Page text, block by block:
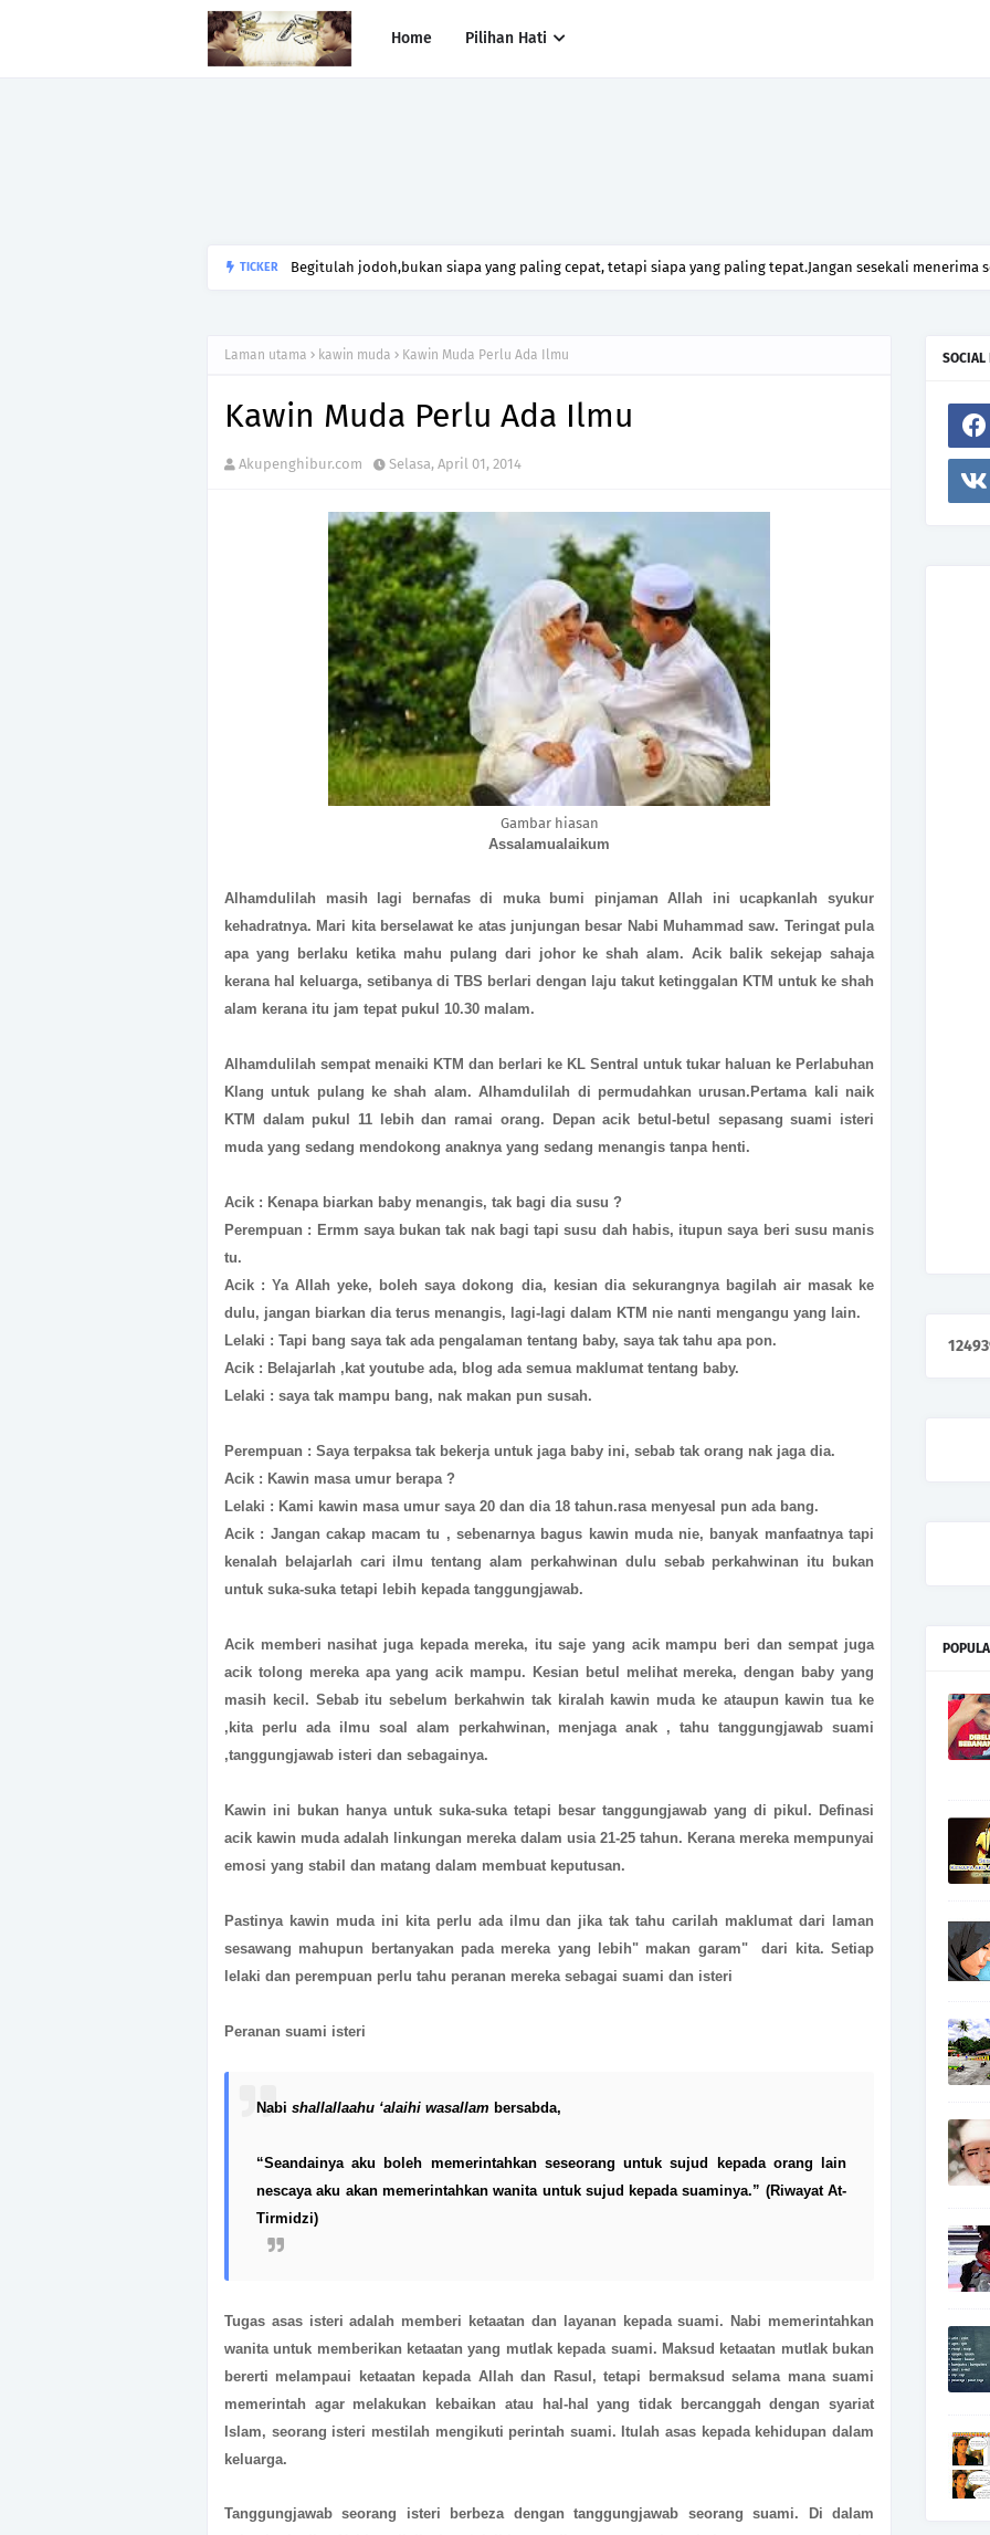
Home Pilihan Hati
TICKER
Begitulah jodoh,bukan siapa yang paling cepat, tetapi siapa yang paling tepat.Jangan sesekali menerima
Laman utama kawin muda Kawin Muda Perlu Ada Ilmu
Kawin Muda Perlu Ada Ilmu
Akupenghibur.com Selasa, April 01, 2014
Gambar hiasan
Assalamualaikum
Alhamdulilah masih lagi bernafas di muka bumi pinjaman Allah ini ucapkanlah syukur
kehadratnya. Mari kita berselawat ke atas junjungan besar Nabi Muhammad saw. Teringat pula
apa yang berlaku ketika mahu pulang dari johor ke shah alam. Acik balik sekejap sahaja
kerana hal keluarga, setibanya di TBS berlari dengan laju takut ketinggalan KTM untuk ke shah
alam kerana itu jam tepat pukul 10.30 malam.
Alhamdulilah sempat menaiki KTM dan berlari ke KL Sentral untuk tukar haluan ke Perlabuhan
Klang untuk pulang ke shah alam. Alhamdulilah di permudahkan urusan.Pertama kali naik
KTM dalam pukul 11 lebih dan ramai orang. Depan acik betul-betul sepasang suami isteri
muda yang sedang mendokong anaknya yang sedang menangis tanpa henti.
Acik : Kenapa biarkan baby menangis, tak bagi dia susu ?
Perempuan : Ermm saya bukan tak nak bagi tapi susu dah habis, itupun saya beri susu manis
tu.
Acik : Ya Allah yeke, boleh saya dokong dia, kesian dia sekurangnya bagilah air masak ke
dulu, jangan biarkan dia terus menangis, lagi-lagi dalam KTM nie nanti mengangu yang lain.
Lelaki : Tapi bang saya tak ada pengalaman tentang baby, saya tak tahu apa pon.
Acik : Belajarlah ,kat youtube ada, blog ada semua maklumat tentang baby.
Lelaki : saya tak mampu bang, nak makan pun susah.
Perempuan : Saya terpaksa tak bekerja untuk jaga baby ini, sebab tak orang nak jaga dia.
Acik : Kawin masa umur berapa ?
Lelaki : Kami kawin masa umur saya 20 dan dia 18 tahun.rasa menyesal pun ada bang.
Acik : Jangan cakap macam tu , sebenarnya bagus kawin muda nie, banyak manfaatnya tapi
kenalah belajarlah cari ilmu tentang alam perkahwinan dulu sebab perkahwinan itu bukan
untuk suka-suka tetapi lebih kepada tanggungjawab.
Acik memberi nasihat juga kepada mereka, itu saje yang acik mampu beri dan sempat juga
acik tolong mereka apa yang acik mampu. Kesian betul melihat mereka, dengan baby yang
masih kecil. Sebab itu sebelum berkahwin tak kiralah kawin muda ke ataupun kawin tua ke
,kita perlu ada ilmu soal alam perkahwinan, menjaga anak , tahu tanggungjawab suami
,tanggungjawab isteri dan sebagainya.
Kawin ini bukan hanya untuk suka-suka tetapi besar tanggungjawab yang di pikul. Definasi
acik kawin muda adalah linkungan mereka dalam usia 21-25 tahun. Kerana mereka mempunyai
emosi yang stabil dan matang dalam membuat keputusan.
Pastinya kawin muda ini kita perlu ada ilmu dan jika tak tahu carilah maklumat dari laman
sesawang mahupun bertanyakan pada mereka yang lebih" makan garam" dari kita. Setiap
lelaki dan perempuan perlu tahu peranan mereka sebagai suami dan isteri
Peranan suami isteri
Nabi shallallaahu ‘alaihi wasallam bersabda,
“Seandainya aku boleh memerintahkan seseorang untuk sujud kepada orang lain
nescaya aku akan memerintahkan wanita untuk sujud kepada suaminya.” (Riwayat At-
Tirmidzi)
Tugas asas isteri adalah memberi ketaatan dan layanan kepada suami. Nabi memerintahkan
wanita untuk memberikan ketaatan yang mutlak kepada suami. Maksud ketaatan mutlak bukan
bererti melampaui ketaatan kepada Allah dan Rasul, tetapi bermaksud selama mana suami
memerintah agar melakukan kebaikan atau hal-hal yang tidak bercanggah dengan syariat
Islam, seorang isteri mestilah mengikuti perintah suami. Itulah asas kepada kehidupan dalam
keluarga.
Tanggungjawab seorang isteri berbeza dengan tanggungjawab seorang suami. Di dalam
SOCIAL
12493